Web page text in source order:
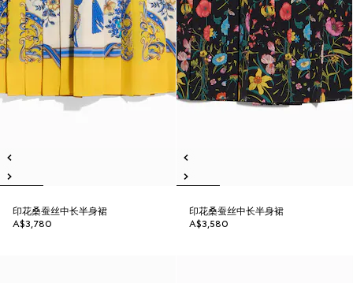
印花桑蚕丝中长半身裙
A$3,780
印花桑蚕丝中长半身裙
A$3,580